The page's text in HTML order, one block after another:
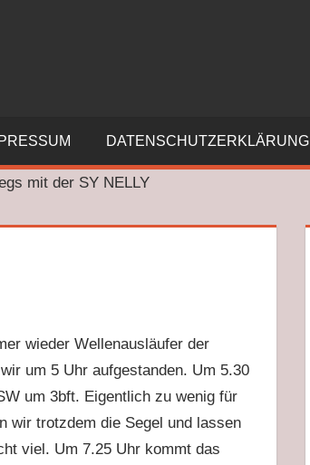
DATENSCHUTZERKLÄRUNG
wieder Wellenausläufer der
um 5 Uhr aufgestanden. Um 5.30
um 3bft. Eigentlich zu wenig für
wir trotzdem die Segel und lassen
viel. Um 7.25 Uhr kommt das